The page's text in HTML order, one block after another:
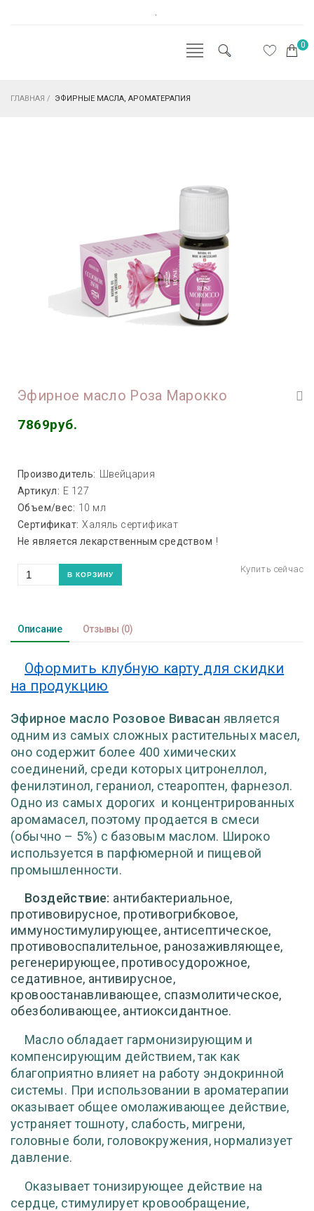
.
0
ГЛАВНАЯ / ЭФИРНЫЕ МАСЛА, АРОМАТЕРАПИЯ
Эфирное масло Роза Марокко
7869руб.
Производитель:
Швейцария
Артикул: Е 127
Объем/вес: 10 мл
Сертификат: Халяль сертификат
Не является лекарственным средством !
Описание Отзывы (0)
Оформить клубную карту для скидки
на продукцию
Эфирное масло Розовое Вивасан является
одним из самых сложных растительных масел,
оно содержит более 400 химических
соединений, среди которых цитронеллол,
фенилэтинол, гераниол, стеароптен, фарнезол.
Одно из самых дорогих и концентрированных
аромамасел, поэтому продается в смеси
(обычно – 5%) с базовым маслом. Широко
используется в парфюмерной и пищевой
промышленности.
Воздействие: антибактериальное,
противовирусное, противогрибковое,
иммуностимулирующее, антисептическое,
противовоспалительное, ранозаживляющее,
регенерирующее, противосудорожное,
седативное, антивирусное,
кровоостанавливающее, спазмолитическое,
обезболивающее, антиоксидантное.
Масло обладает гармонизирующим и
компенсирующим действием, так как
благоприятно влияет на работу эндокринной
системы. При использовании в ароматерапии
оказывает общее омолаживающее действие,
устраняет тошноту, слабость, мигрени,
головные боли, головокружения, нормализует
давление.
Оказывает тонизирующее действие на
сердце, стимулирует кровообращение,